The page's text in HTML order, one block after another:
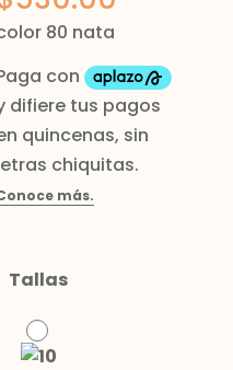
80 nata
Tallas